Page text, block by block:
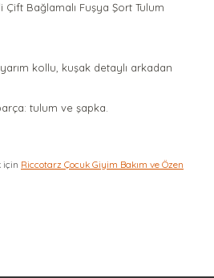
Çift Bağlamalı Fuşya Şort Tulum
kollu, kuşak detaylı arkadan
tulum ve şapka.
için Riccotarz Çocuk Giyim Bakım ve Özen